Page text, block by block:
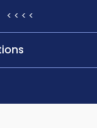
< < < <